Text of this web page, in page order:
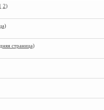
2)
)
страница)